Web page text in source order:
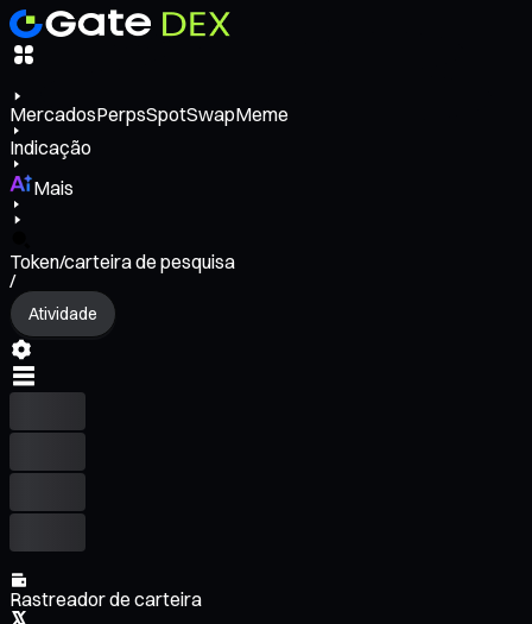
MercadosPerpsSpotSwapMeme
Indicação
Mais
Token/carteira de pesquisa
/
Atividade
Rastreador de carteira